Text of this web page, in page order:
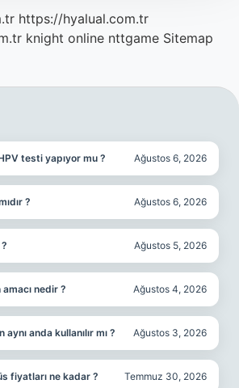
https://hyalual.com.tr
knight online nttgame Sitemap
testi yapıyor mu ? Ağustos 6, 2026
? Ağustos 6, 2026
Ağustos 5, 2026
nedir ? Ağustos 4, 2026
anda kullanılır mı ? Ağustos 3, 2026
fiyatları ne kadar ? Temmuz 30, 2026